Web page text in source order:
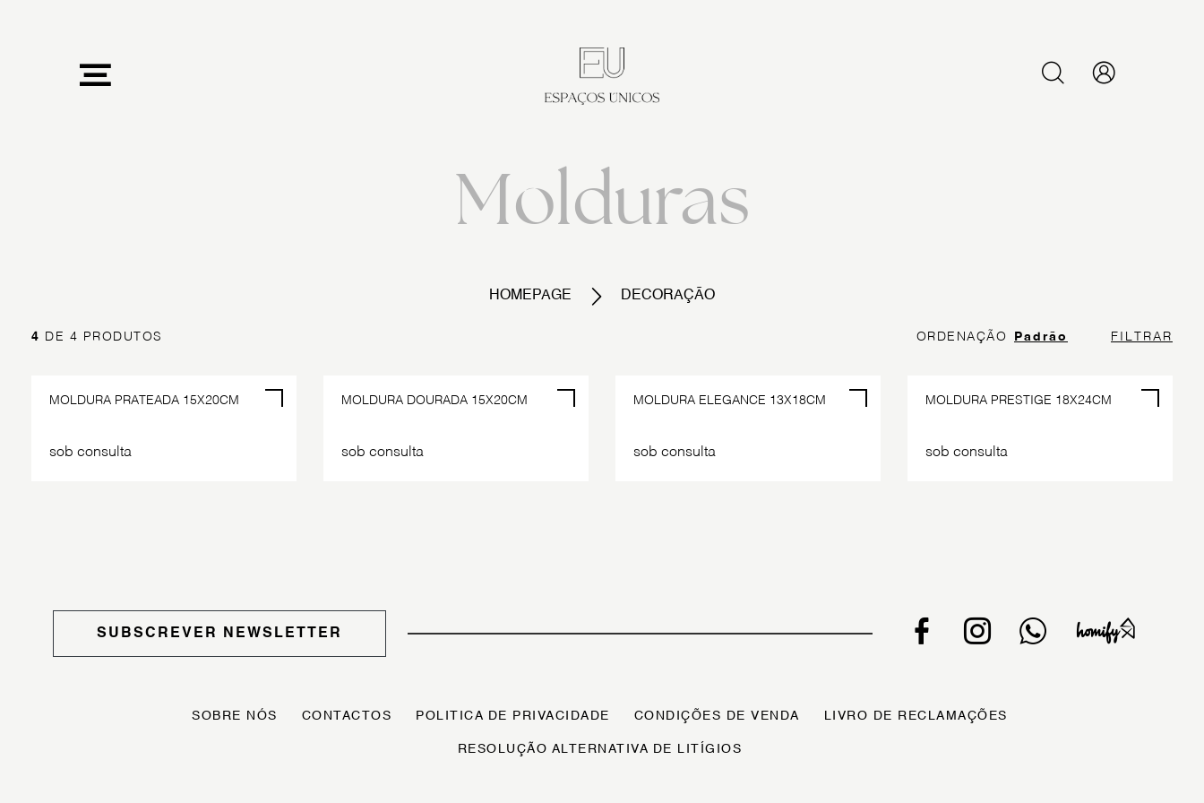
Molduras
HOMEPAGE DECORAÇÃO
4 DE 4 PRODUTOS ORDENAÇÃO Padrão FILTRAR
MOLDURA PRATEADA 15X20CM
sob consulta
MOLDURA DOURADA 15X20CM
sob consulta
MOLDURA ELEGANCE 13X18CM
sob consulta
MOLDURA PRESTIGE 18X24CM
sob consulta
SUBSCREVER NEWSLETTER
SOBRE NÓS CONTACTOS POLITICA DE PRIVACIDADE CONDIÇÕES DE VENDA LIVRO DE RECLAMAÇÕES
RESOLUÇÃO ALTERNATIVA DE LITÍGIOS